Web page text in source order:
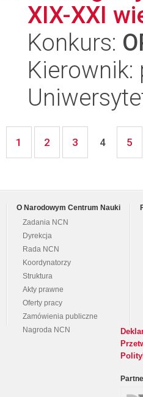
XIX-XXI
Konkurs:
Kierownik:
1 2 3 4 5
O Narodowym Centrum Nauki
Zadania NCN
Dyrekcja
Rada NCN
Koordynatorzy
Struktura
Akty prawne
Oferty pracy
Zamówienia publiczne
Nagroda NCN